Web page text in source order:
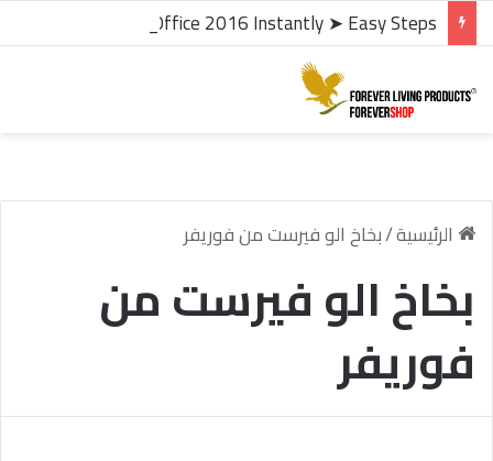
الرئيسية/بخاخ الو فيرست من فوريفر
بخاخ الو فيرست من
فوريفر